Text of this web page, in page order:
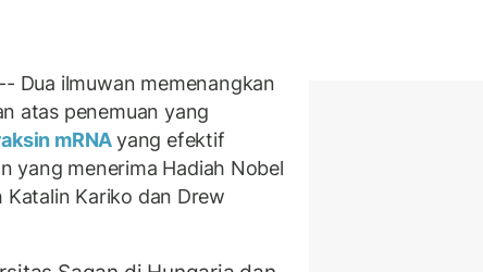
Dua ilmuwan memenangkan
atas penemuan yang
mRNAyang efektif
yang menerima Hadiah Nobel
Kariko dan Drew